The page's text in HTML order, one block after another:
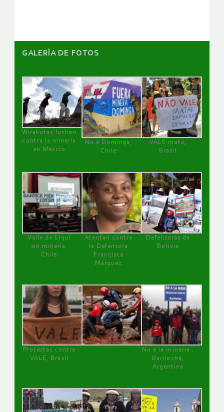
GALERÌA DE FOTOS
Wirakutas luchan
contra la minería
en México
No a Dominga,
Chile
VALE mata,
Brasil
Valle de Elqui
sin minería.
Chile
Atentan contra
la Defensora
Francisca
Márquez
Defensoras de
Bolivia
Protestas contra
VALE, Brasil
No a la minería ,
Bariloche,
Argentina